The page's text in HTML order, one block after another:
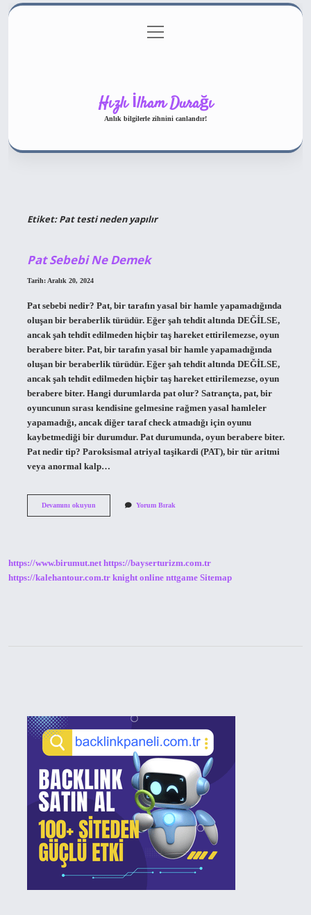
Gizlilik Politikası
menüyü
aç
Hızlı İlham Durağı
Anlık bilgilerle zihnini canlandır!
Etiket:Pat testi neden yapılır
Pat Sebebi Ne Demek
Tarih: Aralık 20, 2024
Pat sebebi nedir? Pat, bir tarafın yasal bir hamle yapamadığında
oluşan bir beraberlik türüdür. Eğer şah tehdit altında DEĞİLSE,
ancak şah tehdit edilmeden hiçbir taş hareket ettirilemezse, oyun
berabere biter. Pat, bir tarafın yasal bir hamle yapamadığında
oluşan bir beraberlik türüdür. Eğer şah tehdit altında DEĞİLSE,
ancak şah tehdit edilmeden hiçbir taş hareket ettirilemezse, oyun
berabere biter. Hangi durumlarda pat olur? Satrançta, pat, bir
oyuncunun sırası kendisine gelmesine rağmen yasal hamleler
yapamadığı, ancak diğer taraf check atmadığı için oyunu
kaybetmediği bir durumdur. Pat durumunda, oyun berabere biter.
Pat nedir tip? Paroksismal atriyal taşikardi (PAT), bir tür aritmi
veya anormal kalp…
Devamını okuyunPat
Yorum Bırak
https://www.birumut.net https://bayserturizm.com.tr
https://kalehantour.com.tr knight online nttgame Sitemap